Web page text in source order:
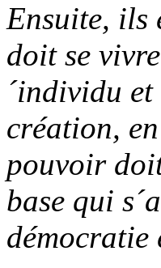
Ensuite, ils
doit se
´individu
création,
pouvoir
base qui
démocratie